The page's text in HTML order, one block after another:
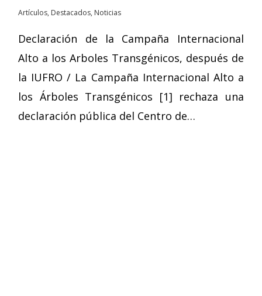
Artículos, Destacados, Noticias
Declaración de la Campaña Internacional
Alto a los Arboles Transgénicos, después de
la IUFRO / La Campaña Internacional Alto a
los Árboles Transgénicos [1] rechaza una
declaración pública del Centro de…